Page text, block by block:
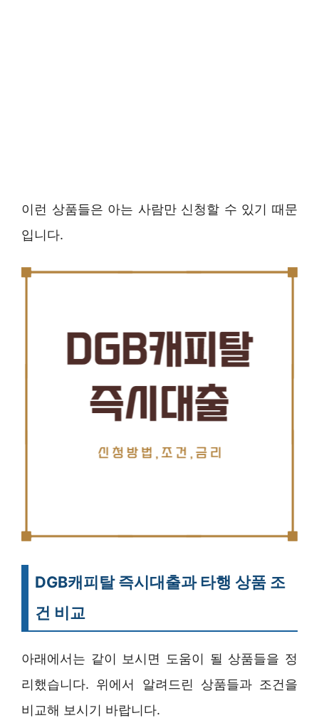
이런 상품들은 아는 사람만 신청할 수 있기 때문
입니다.
DGB캐피탈 즉시대출과 타행 상품 조
건 비교
아래에서는 같이 보시면 도움이 될 상품들을 정
리했습니다. 위에서 알려드린 상품들과 조건을
비교해 보시기 바랍니다.